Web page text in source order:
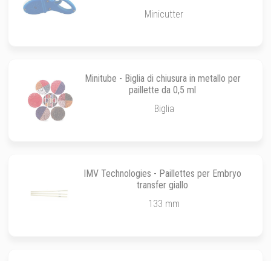
Minicutter
Minitube - Biglia di chiusura in metallo per
paillette da 0,5 ml
Biglia
IMV Technologies - Paillettes per Embryo
transfer giallo
133 mm